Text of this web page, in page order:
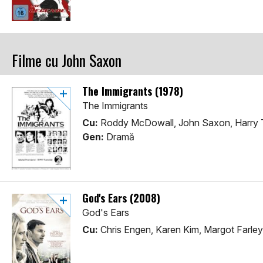
Filme cu John Saxon
The Immigrants (1978)
The Immigrants
Cu: Roddy McDowall, John Saxon, Harry
Gen: Dramă
God's Ears (2008)
God's Ears
Cu: Chris Engen, Karen Kim, Margot Farley